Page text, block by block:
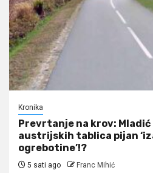
Kronika
Prevrtanje na krov: Mladić
austrijskih tablica pijan
ogrebotine’!?
5 sati ago Franc Mihić